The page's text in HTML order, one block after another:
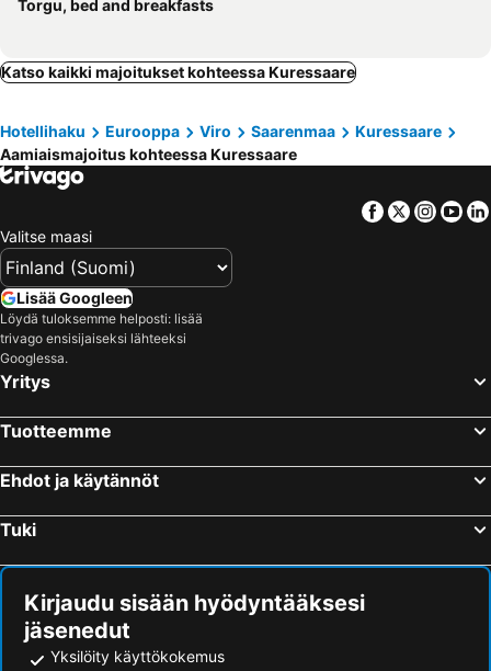
Torgu, bed and breakfasts
Katso kaikki majoitukset kohteessa Kuressaare
Hotellihaku Eurooppa Viro Saarenmaa
Kuressaare
Aamiaismajoitus kohteessa Kuressaare
Facebook
Twitter
Valitse maasi
Lisää Googleen
Löydä tuloksemme helposti: lisää
trivago ensisijaiseksi lähteeksi
Googlessa.
Yritys
Tuotteemme
Ehdot ja käytännöt
Tuki
Kirjaudu sisään hyödyntääksesi
jäsenedut
Yksilöity käyttökokemus